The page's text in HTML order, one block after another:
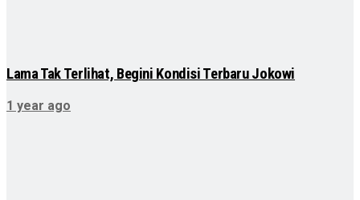
Lama Tak Terlihat, Begini Kondisi Terbaru Jokowi
1 year ago